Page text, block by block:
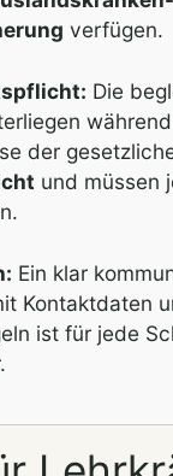
verfügen.
Die
der
und müssen
Ein klar
Kontaktdaten
ist für jede